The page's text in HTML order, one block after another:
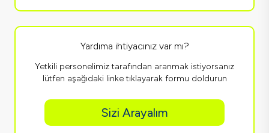
Yardıma ihtiyacınız var mı?
Yetkili personelimiz tarafından aranmak istiyorsanız
lütfen aşağıdaki linke tıklayarak formu doldurun
Sizi Arayalım